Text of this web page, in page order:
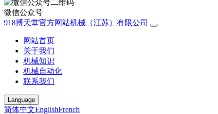
微信公众号
918搏天堂官方网站机械（江苏）有限公司
网站首页
关于我们
机械知识
机械自动化
联系我们
Language
简体中文EnglishFrench